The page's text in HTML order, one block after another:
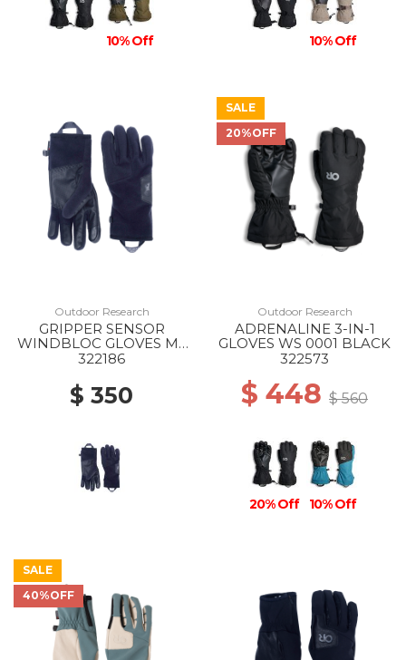
10% Off 10% Off
Outdoor Research
GRIPPER SENSOR
WINDBLOC GLOVES MS
0001 BLACK
322186
$ 350
SALE
20%OFF
Outdoor Research
ADRENALINE 3-IN-1
GLOVES WS 0001 BLACK
322573
$ 448 $ 560
20% Off 10% Off
SALE
40%OFF